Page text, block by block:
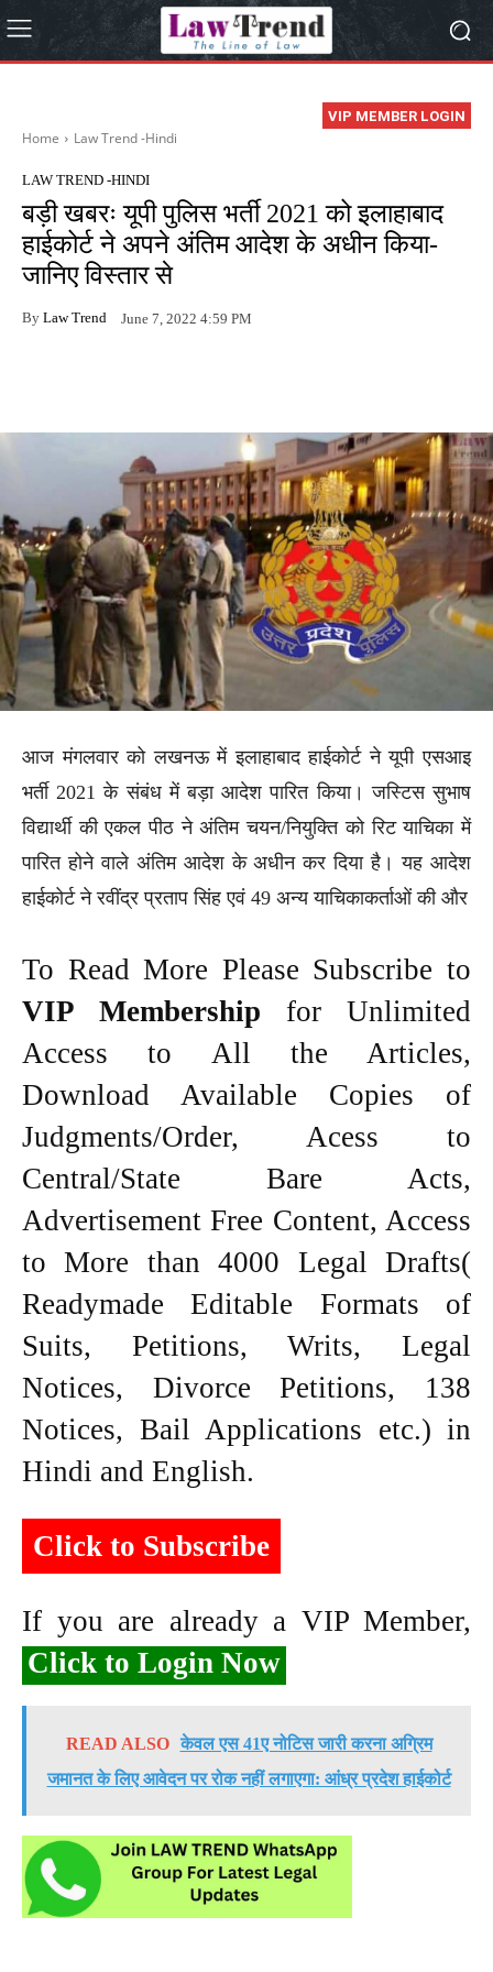
VIP MEMBER LOGIN
Home Law Trend -Hindi
LAW TREND -HINDI
बड़ी खबरः यूपी पुलिस भर्ती 2021 को इलाहाबाद
हाईकोर्ट ने अपने अंतिम आदेश के अधीन किया-
जानिए विस्तार से
By Law Trend June 7, 2022 4:59 PM
आज मंगलवार को लखनऊ में इलाहाबाद हाईकोर्ट ने यूपी एसआइ
भर्ती 2021 के संबंध में बड़ा आदेश पारित किया। जस्टिस सुभाष
विद्यार्थी की एकल पीठ ने अंतिम चयन/नियुक्ति को रिट याचिका में
पारित होने वाले अंतिम आदेश के अधीन कर दिया है। यह आदेश
हाईकोर्ट ने रवींद्र प्रताप सिंह एवं 49 अन्य याचिकाकर्ताओं की और
To Read More Please Subscribe to
VIP Membership for Unlimited
Access to All the Articles,
Download Available Copies of
Judgments/Order, Acess to
Central/State Bare Acts,
Advertisement Free Content, Access
to More than 4000 Legal Drafts(
Readymade Editable Formats of
Suits, Petitions, Writs, Legal
Notices, Divorce Petitions, 138
Notices, Bail Applications etc.) in
Hindi and English.
Click to Subscribe
If you are already a VIP Member,
Click to Login Now
READ ALSO केवल एस 41ए नोटिस जारी करना अग्रिम
जमानत के लिए आवेदन पर रोक नहीं लगाएगा: आंध्र प्रदेश हाईकोर्ट